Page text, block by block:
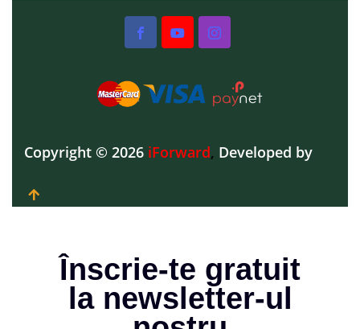
Copyright © 2026 iForward, Developed by
Înscrie-te gratuit
la newsletter-ul